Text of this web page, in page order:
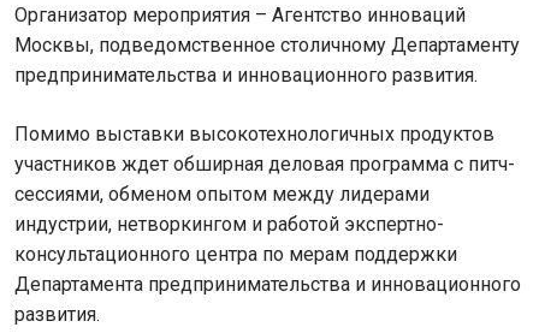
Организатор мероприятия – Агентство инноваций
Москвы, подведомственное столичному Департаменту
предпринимательства и инновационного развития.
Помимо выставки высокотехнологичных продуктов
участников ждет обширная деловая программа с питч-
сессиями, обменом опытом между лидерами
индустрии, нетворкингом и работой экспертно-
консультационного центра по мерам поддержки
Департамента предпринимательства и инновационного
развития.